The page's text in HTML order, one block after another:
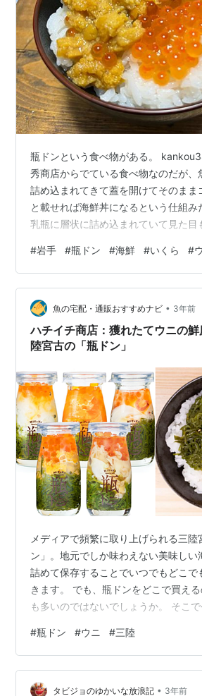
瓶ドンという食べ物がある。
秀商店からでている食べ物なのだが、
詰め込まれてきて蓋を開けてそのまま
と載せれば海鮮丼になるという仕組
乳瓶に層状に詰め込まれていて見た目
みたら美味しかったのだ。 目にも美味
味しい。
#岩手 #瓶ドン #海鮮 #いくら #
魚の宅配・通販おすすめナビ • 3年前
ハチイチ商店：獲れたてウニの
陸宮古の「瓶ドン」
メディアで頻繁に取り上げられる三陸
ン」。地元でしか味わえない美味しい
詰めて保存することでいつでもどこで
きます。 でも、瓶ドンをどこで買え
も多いのではないでしょうか。 そこ
ご紹介します。 三陸で牛乳瓶にウニが
通の光景ですが、初めて見る方はどう
いか迷いますよね。実は瓶ドンの中の
上にかけるだけで海鮮丼になるという
#瓶ドン #ウニ #三陸
タビジョのゆかいな放浪記 • 3年前